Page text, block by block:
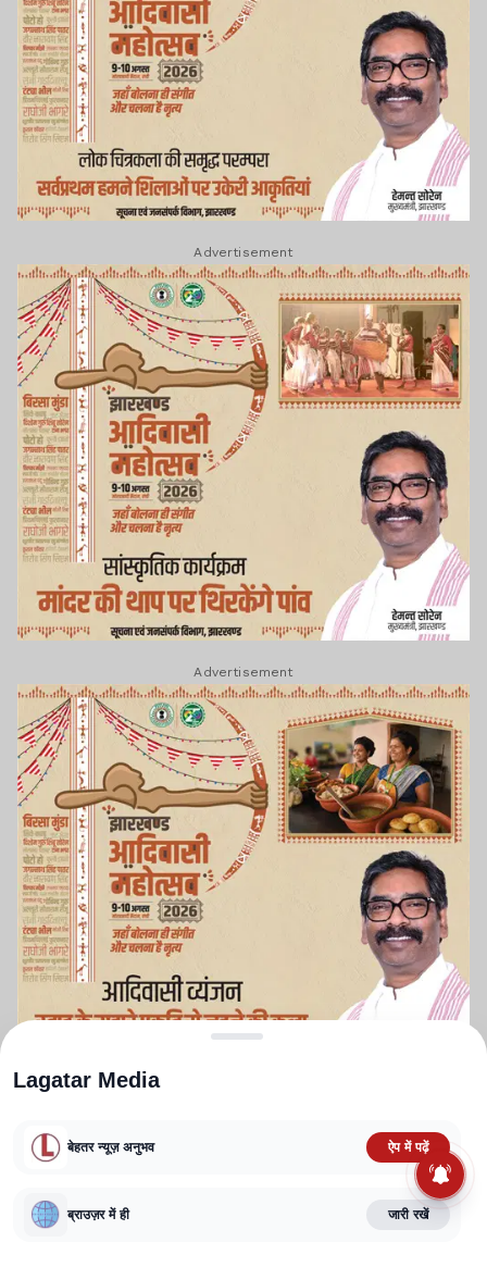
Advertisement
Advertisement
TERMS AND CONDITIONS
CORRECTIONS POLICY
FACT CHECKING POLICY
Lagatar Media
बेहतर न्यूज़ अनुभव ऐप में पढ़ें
ब्राउज़र में ही जारी रखें